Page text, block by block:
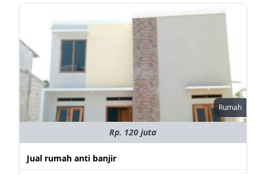
Rumah
Rp. 120 juta
Jual rumah anti banjir